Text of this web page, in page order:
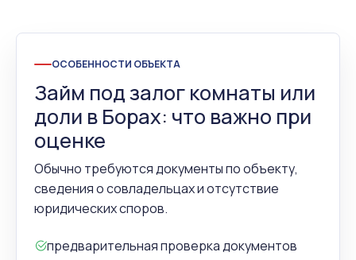
ОСОБЕННОСТИ ОБЪЕКТА
Займ под залог комнаты или
доли в Борах: что важно при
оценке
Обычно требуются документы по объекту,
сведения о совладельцах и отсутствие
юридических споров.
предварительная проверка документов